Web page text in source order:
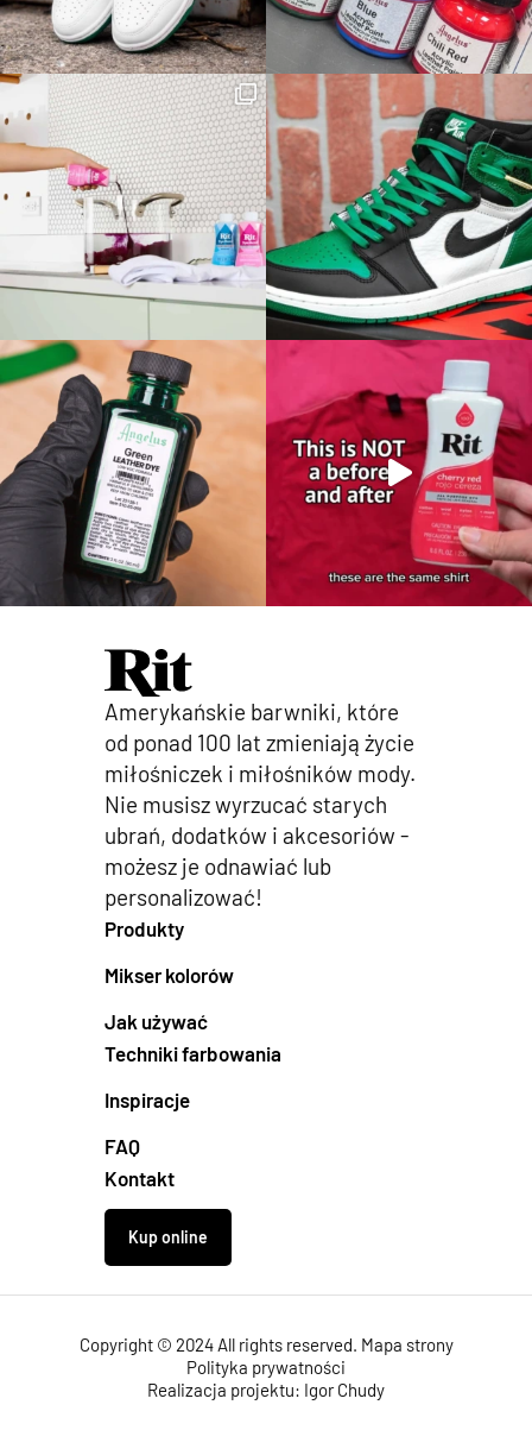
Amerykańskie barwniki, które
od ponad 100 lat zmieniają życie
miłośniczek i miłośników mody.
Nie musisz wyrzucać starych
ubrań, dodatków i akcesoriów -
możesz je odnawiać lub
personalizować!
Produkty
Mikser kolorów
Jak używać
Techniki farbowania
Inspiracje
FAQ
Kontakt
Kup online
Copyright © 2024 All rights reserved. Mapa strony
Polityka prywatności
Realizacja projektu: Igor Chudy